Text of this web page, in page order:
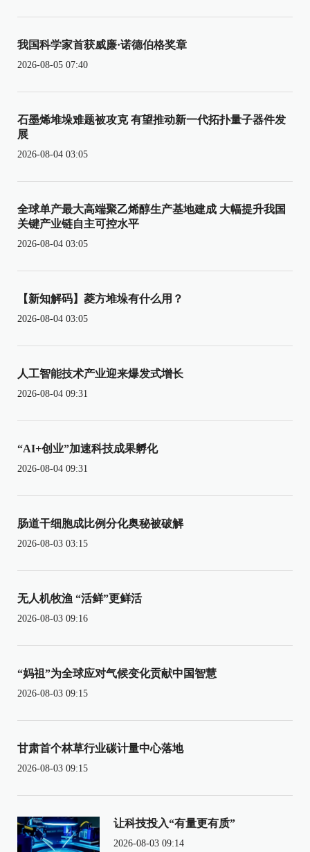
我国科学家首获威廉·诺德伯格奖章
2026-08-05 07:40
石墨烯堆垛难题被攻克 有望推动新一代拓扑量子器件发
展
2026-08-04 03:05
全球单产最大高端聚乙烯醇生产基地建成 大幅提升我国
关键产业链自主可控水平
2026-08-04 03:05
【新知解码】菱方堆垛有什么用？
2026-08-04 03:05
人工智能技术产业迎来爆发式增长
2026-08-04 09:31
“AI+创业”加速科技成果孵化
2026-08-04 09:31
肠道干细胞成比例分化奥秘被破解
2026-08-03 03:15
无人机牧渔 “活鲜”更鲜活
2026-08-03 09:16
“妈祖”为全球应对气候变化贡献中国智慧
2026-08-03 09:15
甘肃首个林草行业碳计量中心落地
2026-08-03 09:15
让科技投入“有量更有质”
2026-08-03 09:14